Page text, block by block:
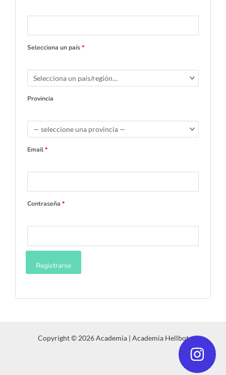
Selecciona un país*
Provincia
Email*
Contraseña *
Registrarse
Copyright © 2026 Academia | Academia Hellbot